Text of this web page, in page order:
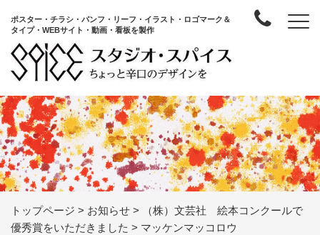
ポスター・チラシ・パンフ・リーフ・イラスト・ロゴマーク＆
タイプ・WEBサイト・動画・看板を製作
トップページ > お知らせ >
（株）文芸社 絵本コンクールで
優秀賞をいただきました > マッケンマッコロウ